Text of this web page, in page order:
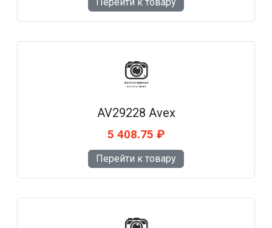
Перейти к товару
AV29228 Avex
5 408.75 ₽
Перейти к товару